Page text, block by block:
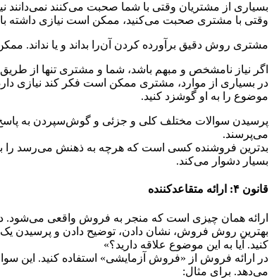
بسیاری از مشتریان وقتی با شما صحبت می‌کنند
وقتی با مشتری صحبت می‌کنید، ممکن است نیازی
مشتری روش دقیق برآورده کردن آن‌را بداند و یا نداند.
اگر نیاز نامشخص و مبهم باشد، شما و مشتری تنها از
در بسیاری از موارد، مشتری ممکن است فکر کند نیازی
موضوع را به او گوشزد کنید.
پرسیدن سوالات مختلف کلی و جزئی و گوش‌سپردن به پاسخ
می‌پرسند.
بدترین فروشنده کسی است که هرچه به ذهنش می‌رسد را
بسیار دشوار می‌کند.
قانون ۴: ارائه متقاعد‌کننده
ارائه همان چیزی است که منجر به فروش واقعی می‌شود. در
بهترین روش فروش، نشان دادن، توضیح دادن و پرسیدن
کنید. آیا به این موضوع علاقه دارید؟»
در ارائه فروش از «فروش آزمایشی» استفاده کنید. این
می‌دهد. برای مثال: